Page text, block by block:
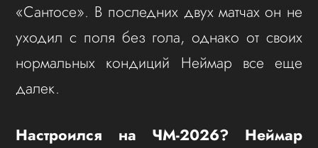
«Сантосе». В последних двух матчах он не
уходил с поля без гола, однако от своих
нормальных кондиций Неймар все еще
далек.
Настроился на ЧМ-2026? Неймар